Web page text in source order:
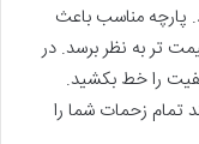
پارچه مناسب باعث
تر به نظر برسد. در
را خط بکشید.
تمام زحمات شما را